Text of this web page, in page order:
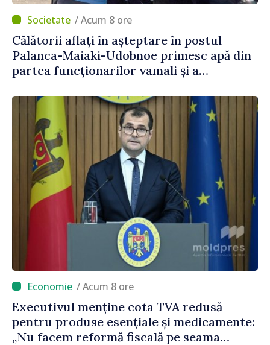
/ Acum 8 ore
Călătorii aflați în așteptare în postul
Palanca-Maiaki-Udobnoe primesc apă din
partea funcționarilor vamali și a
/ Acum 8 ore
Executivul menține cota TVA redusă
pentru produse esențiale și medicamente:
„Nu facem reformă fiscală pe seama